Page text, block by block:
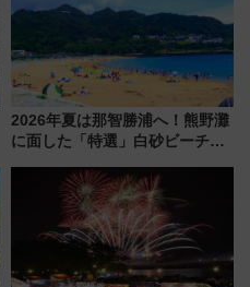
2026年夏は那智勝浦へ！熊野灘
に面した「特選」白砂ビーチは
会」は8月11日開催！